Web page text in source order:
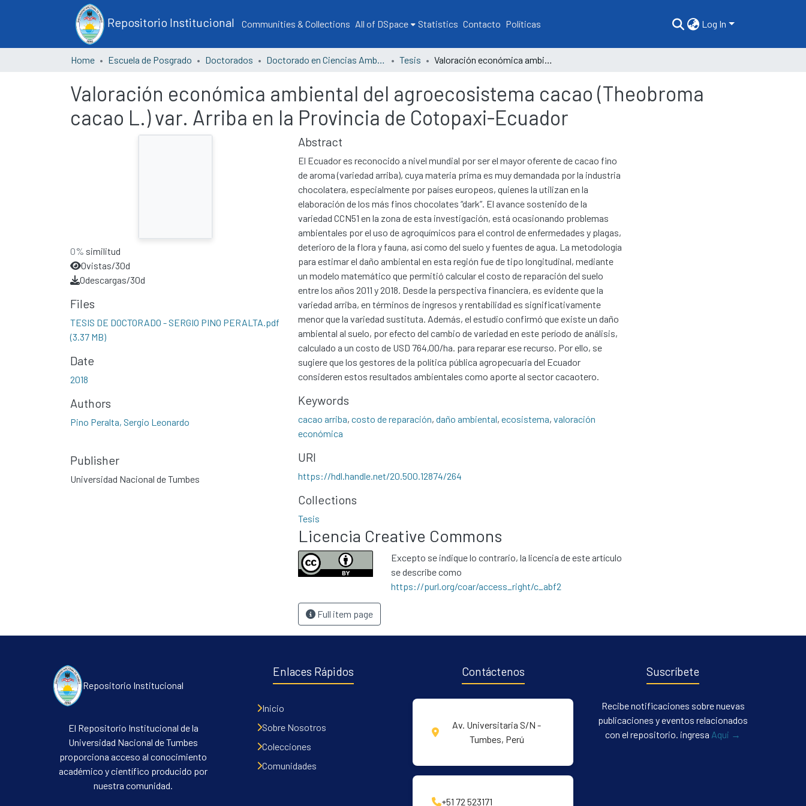
Repositorio Institucional Communities & Collections All of DSpace Statistics Contacto Políticas Log In
Home Escuela de Posgrado Doctorados Doctorado en Ciencias Ambientales Tesis Valoración económica ambiental del agroecosistema cacao (Theobroma cacao L.) var. Arriba en la Provincia de Cotopaxi-Ecuador
Valoración económica ambiental del agroecosistema cacao (Theobroma
cacao L.) var. Arriba en la Provincia de Cotopaxi-Ecuador
0% similitud
0vistas/30d
0descargas/30d
Files
TESIS DE DOCTORADO - SERGIO PINO PERALTA.pdf
(3.37 MB)
Date
2018
Authors
Pino Peralta, Sergio Leonardo
Publisher
Universidad Nacional de Tumbes
Abstract
El Ecuador es reconocido a nivel mundial por ser el mayor oferente de cacao fino
de aroma (variedad arriba), cuya materia prima es muy demandada por la industria
chocolatera, especialmente por países europeos, quienes la utilizan en la
elaboración de los más finos chocolates “dark”. El avance sostenido de la
variedad CCN51 en la zona de esta investigación, está ocasionando problemas
ambientales por el uso de agroquímicos para el control de enfermedades y plagas,
deterioro de la flora y fauna, así como del suelo y fuentes de agua. La metodología
para estimar el daño ambiental en esta región fue de tipo longitudinal, mediante
un modelo matemático que permitió calcular el costo de reparación del suelo
entre los años 2011 y 2018. Desde la perspectiva financiera, es evidente que la
variedad arriba, en términos de ingresos y rentabilidad es significativamente
menor que la variedad sustituta. Además, el estudio confirmó que existe un daño
ambiental al suelo, por efecto del cambio de variedad en este período de análisis,
calculado a un costo de USD 764,00/ha. para reparar ese recurso. Por ello, se
sugiere que los gestores de la política pública agropecuaria del Ecuador
consideren estos resultados ambientales como aporte al sector cacaotero.
Keywords
cacao arriba, costo de reparación, daño ambiental, ecosistema, valoración
económica
URI
https://hdl.handle.net/20.500.12874/264
Collections
Tesis
Licencia Creative Commons
Excepto se indique lo contrario, la licencia de este artículo
se describe como
https://purl.org/coar/access_right/c_abf2
Full item page
Repositorio Institucional
El Repositorio Institucional de la
Universidad Nacional de Tumbes
proporciona acceso al conocimiento
académico y científico producido por
nuestra comunidad.
Enlaces Rápidos
Inicio
Sobre Nosotros
Colecciones
Comunidades
Contáctenos
Av. Universitaria S/N -
Tumbes, Perú
+51 72 523171
Suscríbete
Recibe notificaciones sobre nuevas
publicaciones y eventos relacionados
con el repositorio. ingresa Aqui →